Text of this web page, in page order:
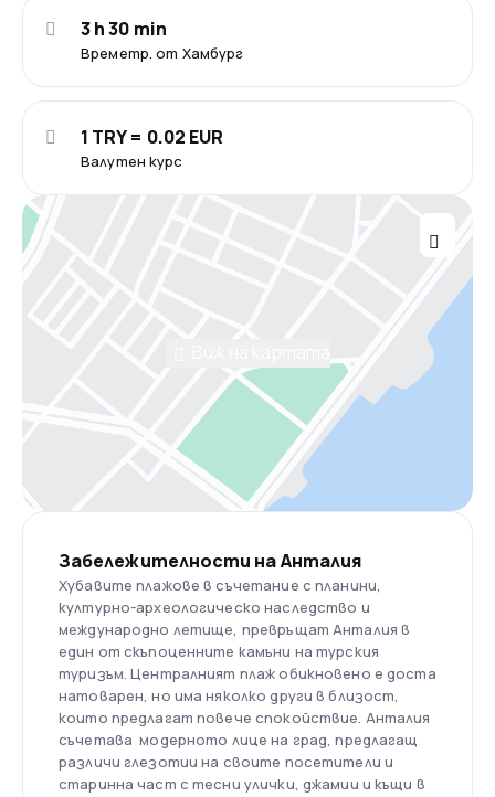
Времетр. от Хамбург
3 h 30 min
Валутен курс
1 TRY = 0.02 EUR
Забележителности на Анталия
Хубавите плажове в съчетание с планини,
културно-археологическо наследство и
международно летище, превръщат Анталия в
един от скъпоценните камъни на турския
туризъм. Централният плаж обикновено е доста
натоварен, но има няколко други в близост,
които предлагат повече спокойствие. Анталия
съчетава модерното лице на град, предлагащ
различи глезотии на своите посетители и
старинна част с тесни улички, джамии и къщи в